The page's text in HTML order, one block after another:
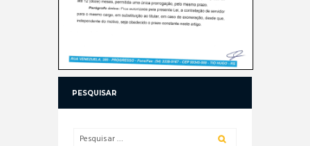
PESQUISAR